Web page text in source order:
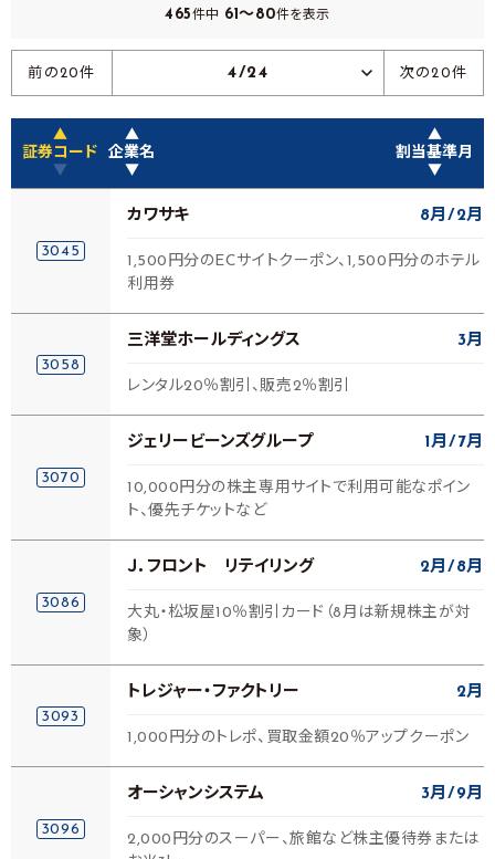
465件中 61～80件を表示
前の20件 4/24 次の20件
▲
証券コード
▼
▲
企業名
▼
▲
割当基準月
▼
3045
カワサキ 8月 2月
1,500円分のECサイトクーポン、1,500円分のホテル
利用券
3058
三洋堂ホールディングス 3月
レンタル20％割引、販売2％割引
3070
ジェリービーンズグループ 1月 7月
10,000円分の株主専用サイトで利用可能なポイン
ト、優先チケットなど
3086
Ｊ．フロント リテイリング 2月 8月
大丸・松坂屋10％割引カード（8月は新規株主が対
象）
3093
トレジャー・ファクトリー 2月
1,000円分のトレポ、買取金額20％アップクーポン
3096
オーシャンシステム 3月 9月
2,000円分のスーパー、旅館など株主優待券または